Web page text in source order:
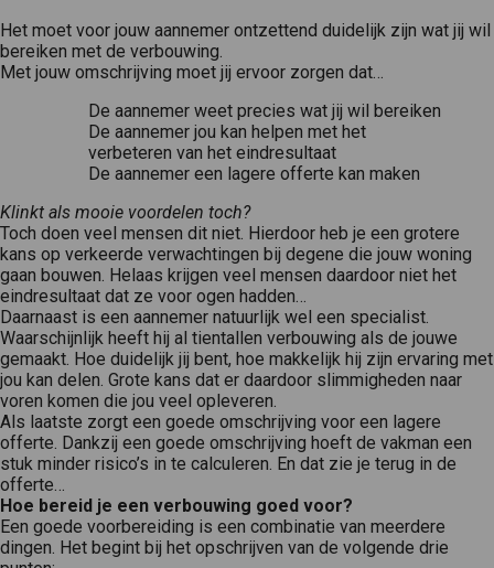
Het moet voor jouw aannemer ontzettend duidelijk zijn wat jij wil
bereiken met de verbouwing.
Met jouw omschrijving moet jij ervoor zorgen dat…
De aannemer weet precies wat jij wil bereiken
De aannemer jou kan helpen met het
verbeteren van het eindresultaat
De aannemer een lagere offerte kan maken
Klinkt als mooie voordelen toch?
Toch doen veel mensen dit niet. Hierdoor heb je een grotere
kans op verkeerde verwachtingen bij degene die jouw woning
gaan bouwen. Helaas krijgen veel mensen daardoor niet het
eindresultaat dat ze voor ogen hadden…
Daarnaast is een aannemer natuurlijk wel een specialist.
Waarschijnlijk heeft hij al tientallen verbouwing als de jouwe
gemaakt. Hoe duidelijk jij bent, hoe makkelijk hij zijn ervaring met
jou kan delen. Grote kans dat er daardoor slimmigheden naar
voren komen die jou veel opleveren.
Als laatste zorgt een goede omschrijving voor een lagere
offerte. Dankzij een goede omschrijving hoeft de vakman een
stuk minder risico’s in te calculeren. En dat zie je terug in de
offerte…
Hoe bereid je een verbouwing goed voor?
Een goede voorbereiding is een combinatie van meerdere
dingen. Het begint bij het opschrijven van de volgende drie